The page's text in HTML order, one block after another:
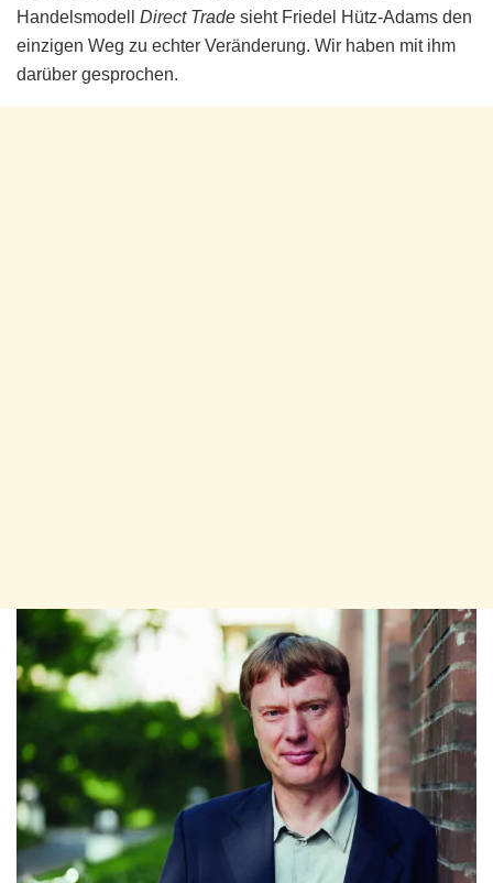
Handelsmodell Direct Trade sieht Friedel Hütz-Adams den
einzigen Weg zu echter Veränderung. Wir haben mit ihm
darüber gesprochen.